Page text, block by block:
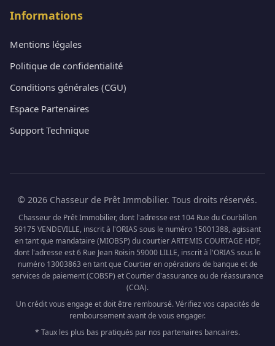
Informations
Mentions légales
Politique de confidentialité
Conditions générales (CGU)
Espace Partenaires
Support Technique
© 2026 Chasseur de Prêt Immobilier. Tous droits réservés.
Chasseur de Prêt Immobilier, dont l'adresse est 104 Rue du Courbillon
59175 VENDEVILLE, inscrit à l'ORIAS sous le numéro 15001388, agissant
en tant que mandataire (MIOBSP) du courtier ARTEMIS COURTAGE HDF,
dont l'adresse est 6 Rue Jean Roisin 59000 LILLE, inscrit à l'ORIAS sous le
numéro 13003863 en tant que Courtier en opérations de banque et de
services de paiement (COBSP) et Courtier d'assurance ou de réassurance
(COA).
Un crédit vous engage et doit être remboursé. Vérifiez vos capacités de
remboursement avant de vous engager.
* Taux les plus bas pratiqués par nos partenaires bancaires.